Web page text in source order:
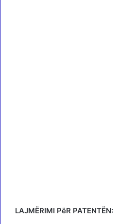
LAJMËRIMI PëR PATENTËN: